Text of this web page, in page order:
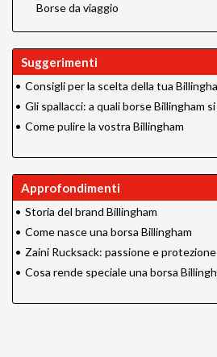
Borse da viaggio
Suggerimenti
• Consigli per la scelta della tua
• Gli spallacci: a quali borse Billingham
• Come pulire la vostra Billingham
Approfondimenti
• Storia del brand Billingham
• Come nasce una borsa Billingham
• Zaini Rucksack: passione e protezione
• Cosa rende speciale una borsa